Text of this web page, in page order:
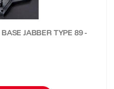
JABBER TYPE 89 -